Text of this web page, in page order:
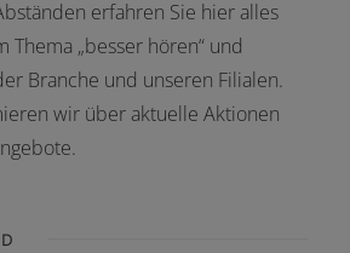
erfahren Sie hier alles
Thema „besser hören“ und
Branche und unseren Filialen.
wir über aktuelle Aktionen